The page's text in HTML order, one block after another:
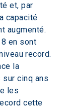
et, par
capacité
augmenté.
en sont
record.
la
cinq ans
les
cette